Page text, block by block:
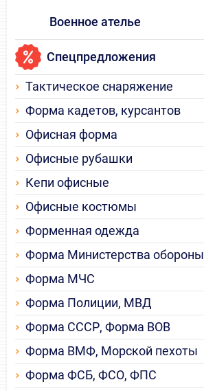
Военное ателье
Спецпредложения
Тактическое снаряжение
Форма кадетов, курсантов
Офисная форма
Офисные рубашки
Кепи офисные
Офисные костюмы
Форменная одежда
Форма Министерства обороны
Форма МЧС
Форма Полиции, МВД
Форма СССР, Форма ВОВ
Форма ВМФ, Морской пехоты
Форма ФСБ, ФСО, ФПС